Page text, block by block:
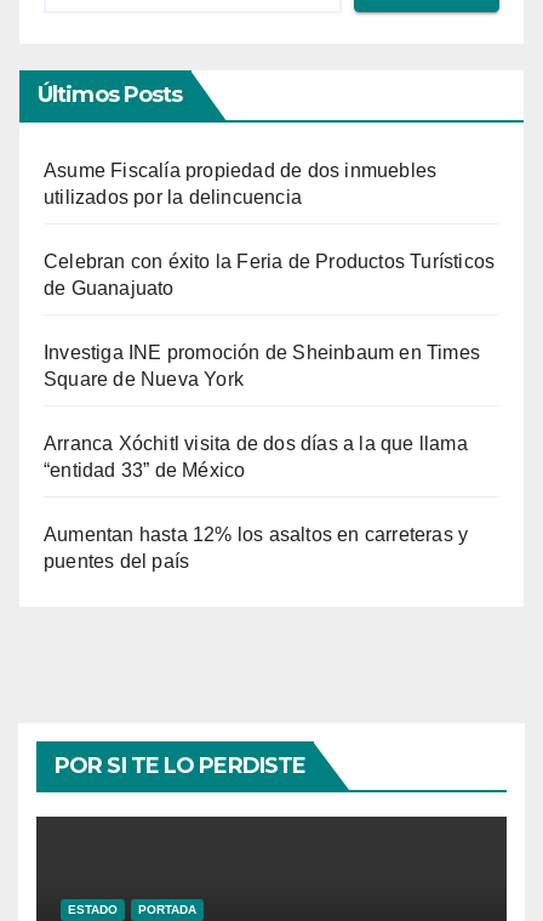
Últimos Posts
Asume Fiscalía propiedad de dos inmuebles
utilizados por la delincuencia
Celebran con éxito la Feria de Productos Turísticos
de Guanajuato
Investiga INE promoción de Sheinbaum en Times
Square de Nueva York
Arranca Xóchitl visita de dos días a la que llama
“entidad 33” de México
Aumentan hasta 12% los asaltos en carreteras y
puentes del país
POR SI TE LO PERDISTE
ESTADO PORTADA